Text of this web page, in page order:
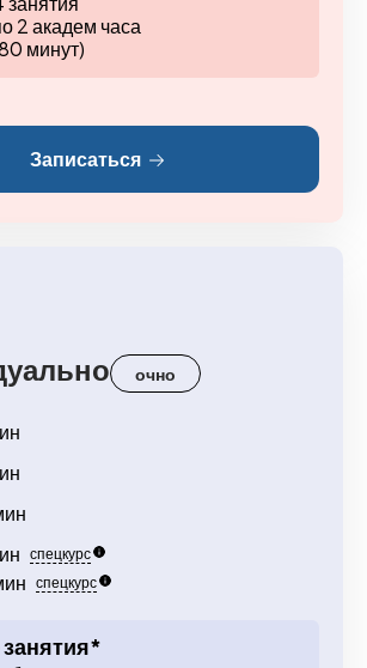
2 академ часа
минут)
Записаться
очно
спецкурс
спецкурс